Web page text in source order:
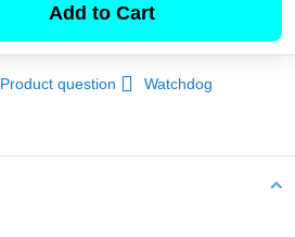
Add to Cart
Product question
Watchdog